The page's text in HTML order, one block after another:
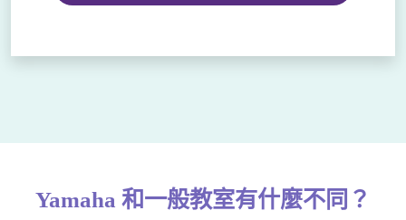
Yamaha 和一般教室有什麼不同？